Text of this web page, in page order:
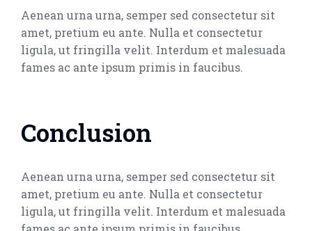
Aenean urna urna, semper sed consectetur sit
amet, pretium eu ante. Nulla et consectetur
ligula, ut fringilla velit. Interdum et malesuada
fames ac ante ipsum primis in faucibus.
Conclusion
Aenean urna urna, semper sed consectetur sit
amet, pretium eu ante. Nulla et consectetur
ligula, ut fringilla velit. Interdum et malesuada